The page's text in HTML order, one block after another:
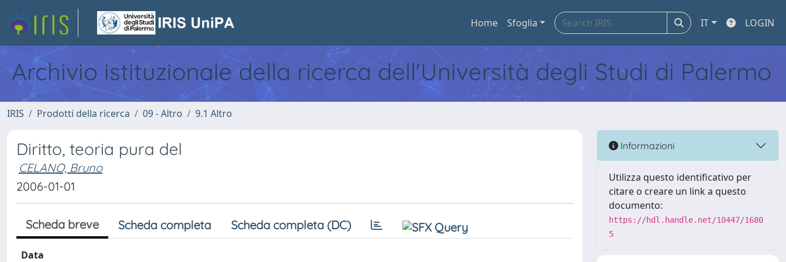
Home Sfoglia IT LOGIN
Archivio istituzionale della ricerca dell'Università degli Studi di Palermo
IRIS Prodotti della ricerca 09 - Altro 9.1 Altro
Diritto, teoria pura del
CELANO, Bruno
2006-01-01
Scheda breve Scheda completa Scheda completa (DC)
Data
Informazioni
Utilizza questo identificativo per
citare o creare un link a questo
documento:
https://hdl.handle.net/10447/1680
5